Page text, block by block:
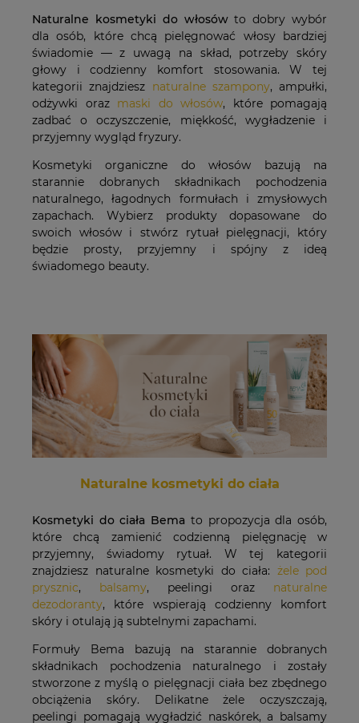
Naturalne kosmetyki do włosówto dobry wybór
dla osób, które chcą pielęgnować włosy bardziej
świadomie — z uwagą na skład, potrzeby skóry
głowy i codzienny komfort stosowania. W tej
kategorii znajdziesz naturalne szampony, ampułki,
odżywki oraz maski do włosów, które pomagają
zadbać o oczyszczenie, miękkość, wygładzenie i
przyjemny wygląd fryzury.
Kosmetyki organiczne do włosów bazują na
starannie dobranych składnikach pochodzenia
naturalnego, łagodnych formułach i zmysłowych
zapachach. Wybierz produkty dopasowane do
swoich włosów i stwórz rytuał pielęgnacji, który
będzie prosty, przyjemny i spójny z ideą
świadomego beauty.
Naturalne kosmetyki do ciała
Kosmetyki do ciała Bema to propozycja dla osób,
które chcą zamienić codzienną pielęgnację w
przyjemny, świadomy rytuał. W tej kategorii
znajdziesz naturalne kosmetyki do ciała: żele pod
prysznic, balsamy, peelingi oraz naturalne
dezodoranty, które wspierają codzienny komfort
skóry i otulają ją subtelnymi zapachami.
Formuły Bema bazują na starannie dobranych
składnikach pochodzenia naturalnego i zostały
stworzone z myślą o pielęgnacji ciała bez zbędnego
obciążenia skóry. Delikatne żele oczyszczają,
peelingi pomagają wygładzić naskórek, a balsamy